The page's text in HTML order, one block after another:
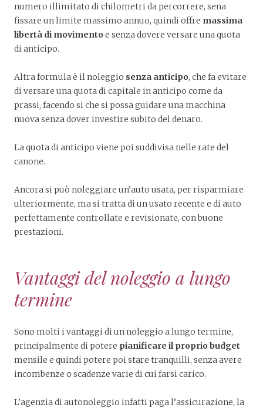
numero illimitato di chilometri da percorrere, sena
fissare un limite massimo annuo, quindi offre massima
libertà di movimento e senza dovere versare una quota
di anticipo.
Altra formula è il noleggio senza anticipo, che fa evitare
di versare una quota di capitale in anticipo come da
prassi, facendo si che si possa guidare una macchina
nuova senza dover investire subito del denaro.
La quota di anticipo viene poi suddivisa nelle rate del
canone.
Ancora si può noleggiare un’auto usata, per risparmiare
ulteriormente, ma si tratta di un usato recente e di auto
perfettamente controllate e revisionate, con buone
prestazioni.
Vantaggi del noleggio a lungo
termine
Sono molti i vantaggi di un noleggio a lungo termine,
principalmente di potere pianificare il proprio budget
mensile e quindi potere poi stare tranquilli, senza avere
incombenze o scadenze varie di cui farsi carico.
L’agenzia di autonoleggio infatti paga l’assicurazione, la